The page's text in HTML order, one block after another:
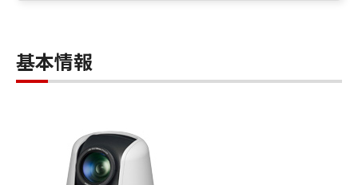
基本情報